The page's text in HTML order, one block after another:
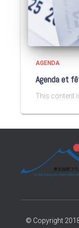
AGENDA
Agenda et
This content
© Copyright